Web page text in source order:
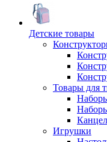
Детские товары
Товары для
Игрушки